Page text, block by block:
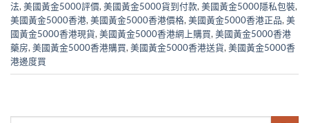
法,美國黃金5000評價,美國黃金5000貨到付款,美國黃金5000隱私包裝,
美國黃金5000香港,美國黃金5000香港價格,美國黃金5000香港正品,美
國黃金5000香港現貨,美國黃金5000香港網上購買,美國黃金5000香港
藥房,美國黃金5000香港購買,美國黃金5000香港送貨,美國黃金5000香
港邊度買